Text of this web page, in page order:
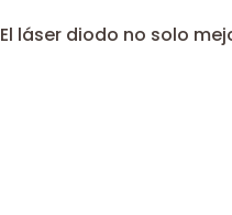
El láser diodo no solo